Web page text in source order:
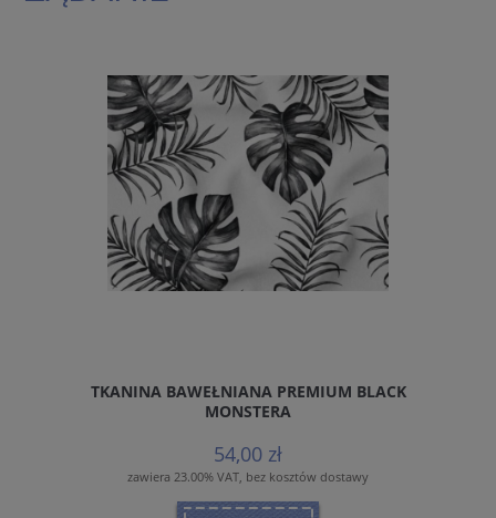
TKANINA BAWEŁNIANA PREMIUM BLACK
MONSTERA
54,00 zł
zawiera 23.00% VAT, bez kosztów dostawy